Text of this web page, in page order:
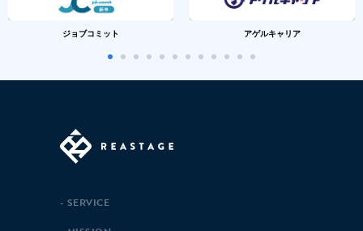
ジョブコミット アゲルキャリア
SERVICE